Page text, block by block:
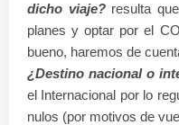
dicho viaje?resulta
planes y optar por el
bueno, haremos de
¿Destino nacional o
el Internacional por lo
nulos (por motivos de